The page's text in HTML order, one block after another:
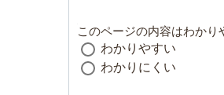
このページの内容はわかり
わかりやすい
わかりにくい